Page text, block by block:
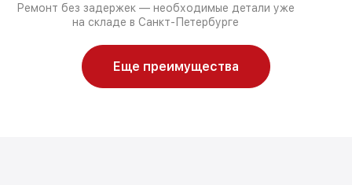
Ремонт без задержек — необходимые детали уже
на складе в Санкт-Петербурге
Еще преимущества